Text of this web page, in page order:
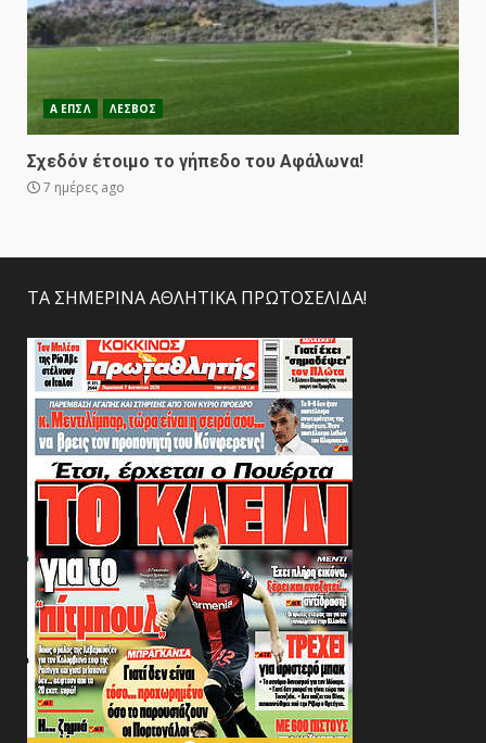
Α ΕΠΣΛ ΛΕΣΒΟΣ
Σχεδόν έτοιμο το γήπεδο του Αφάλωνα!
7 ημέρες ago
ΤΑ ΣΗΜΕΡΙΝΑ ΑΘΛΗΤΙΚΑ ΠΡΩΤΟΣΕΛΙΔΑ!